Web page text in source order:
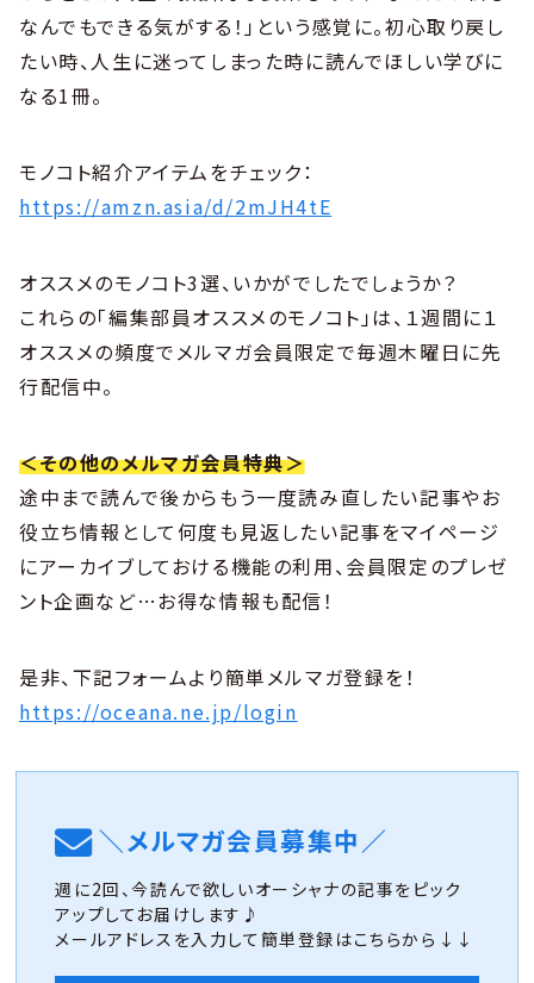
なんでもできる気がする！」という感覚に。初心取り戻し
たい時、人生に迷ってしまった時に読んでほしい学びに
なる1冊。
モノコト紹介アイテムをチェック：
https://amzn.asia/d/2mJH4tE
オススメのモノコト3選、いかがでしたでしょうか？
これらの「編集部員オススメのモノコト」は、１週間に１
オススメの頻度でメルマガ会員限定で毎週木曜日に先
行配信中。
＜その他のメルマガ会員特典＞
途中まで読んで後からもう一度読み直したい記事やお
役立ち情報として何度も見返したい記事をマイページ
にアーカイブしておける機能の利用、会員限定のプレゼ
ント企画など…お得な情報も配信！
是非、下記フォームより簡単メルマガ登録を！
https://oceana.ne.jp/login
＼メルマガ会員募集中／
週に2回、今読んで欲しいオーシャナの記事をピック
アップしてお届けします♪
メールアドレスを入力して簡単登録はこちらから↓↓